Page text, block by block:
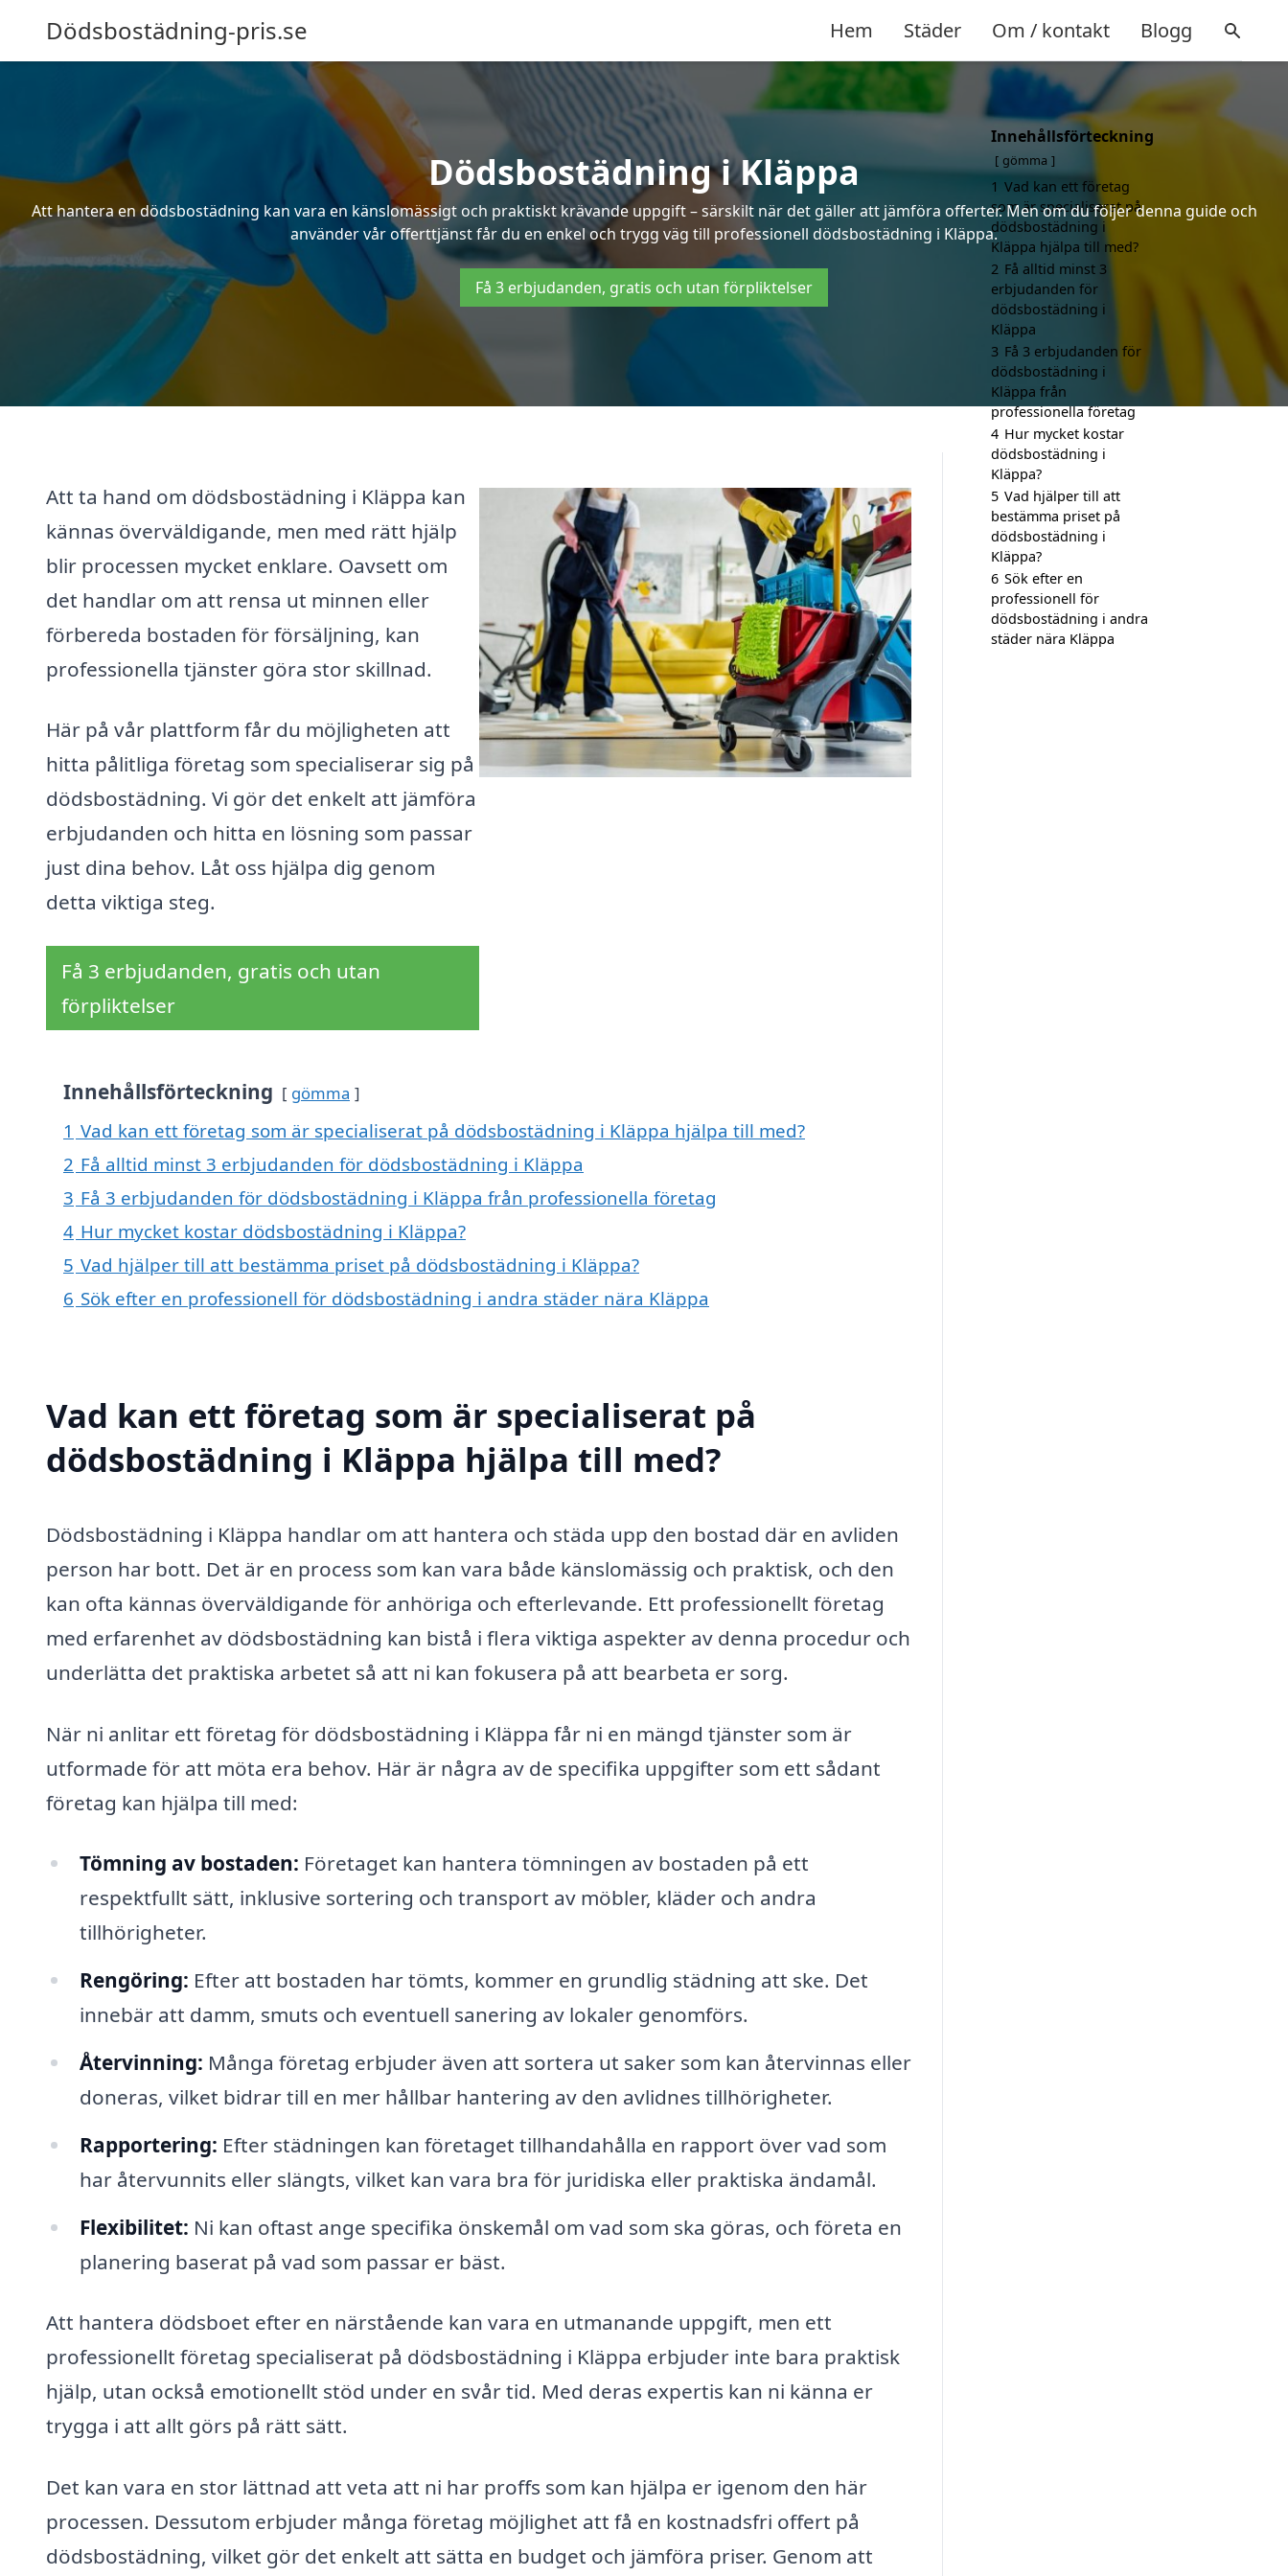
Dödsbostädning-pris.se Hem Städer Om / kontakt Blogg
Dödsbostädning i Kläppa
Att hantera en dödsbostädning kan vara en känslomässigt och praktiskt krävande uppgift – särskilt när det gäller att jämföra offerter. Men om du följer denna guide och
använder vår offerttjänst får du en enkel och trygg väg till professionell dödsbostädning i Kläppa.
Få 3 erbjudanden, gratis och utan förpliktelser
Att ta hand om dödsbostädning i Kläppa kan
kännas överväldigande, men med rätt hjälp
blir processen mycket enklare. Oavsett om
det handlar om att rensa ut minnen eller
förbereda bostaden för försäljning, kan
professionella tjänster göra stor skillnad.
Här på vår plattform får du möjligheten att
hitta pålitliga företag som specialiserar sig på
dödsbostädning. Vi gör det enkelt att jämföra
erbjudanden och hitta en lösning som passar
just dina behov. Låt oss hjälpa dig genom
detta viktiga steg.
Få 3 erbjudanden, gratis och utan
förpliktelser
Innehållsförteckning gömma
1 Vad kan ett företag som är specialiserat på dödsbostädning i Kläppa hjälpa till med?
2 Få alltid minst 3 erbjudanden för dödsbostädning i Kläppa
3 Få 3 erbjudanden för dödsbostädning i Kläppa från professionella företag
4 Hur mycket kostar dödsbostädning i Kläppa?
5 Vad hjälper till att bestämma priset på dödsbostädning i Kläppa?
6 Sök efter en professionell för dödsbostädning i andra städer nära Kläppa
Vad kan ett företag som är specialiserat på
dödsbostädning i Kläppa hjälpa till med?
Dödsbostädning i Kläppa handlar om att hantera och städa upp den bostad där en avliden
person har bott. Det är en process som kan vara både känslomässig och praktisk, och den
kan ofta kännas överväldigande för anhöriga och efterlevande. Ett professionellt företag
med erfarenhet av dödsbostädning kan bistå i flera viktiga aspekter av denna procedur och
underlätta det praktiska arbetet så att ni kan fokusera på att bearbeta er sorg.
När ni anlitar ett företag för dödsbostädning i Kläppa får ni en mängd tjänster som är
utformade för att möta era behov. Här är några av de specifika uppgifter som ett sådant
företag kan hjälpa till med:
Tömning av bostaden: Företaget kan hantera tömningen av bostaden på ett
respektfullt sätt, inklusive sortering och transport av möbler, kläder och andra
tillhörigheter.
Rengöring: Efter att bostaden har tömts, kommer en grundlig städning att ske. Det
innebär att damm, smuts och eventuell sanering av lokaler genomförs.
Återvinning: Många företag erbjuder även att sortera ut saker som kan återvinnas eller
doneras, vilket bidrar till en mer hållbar hantering av den avlidnes tillhörigheter.
Rapportering: Efter städningen kan företaget tillhandahålla en rapport över vad som
har återvunnits eller slängts, vilket kan vara bra för juridiska eller praktiska ändamål.
Flexibilitet: Ni kan oftast ange specifika önskemål om vad som ska göras, och företa en
planering baserat på vad som passar er bäst.
Att hantera dödsboet efter en närstående kan vara en utmanande uppgift, men ett
professionellt företag specialiserat på dödsbostädning i Kläppa erbjuder inte bara praktisk
hjälp, utan också emotionellt stöd under en svår tid. Med deras expertis kan ni känna er
trygga i att allt görs på rätt sätt.
Det kan vara en stor lättnad att veta att ni har proffs som kan hjälpa er igenom den här
processen. Dessutom erbjuder många företag möjlighet att få en kostnadsfri offert på
dödsbostädning, vilket gör det enkelt att sätta en budget och jämföra priser. Genom att
Innehållsförteckning
gömma
1 Vad kan ett företag
som är specialiserat på
dödsbostädning i
Kläppa hjälpa till med?
2 Få alltid minst 3
erbjudanden för
dödsbostädning i
Kläppa
3 Få 3 erbjudanden för
dödsbostädning i
Kläppa från
professionella företag
4 Hur mycket kostar
dödsbostädning i
Kläppa?
5 Vad hjälper till att
bestämma priset på
dödsbostädning i
Kläppa?
6 Sök efter en
professionell för
dödsbostädning i andra
städer nära Kläppa